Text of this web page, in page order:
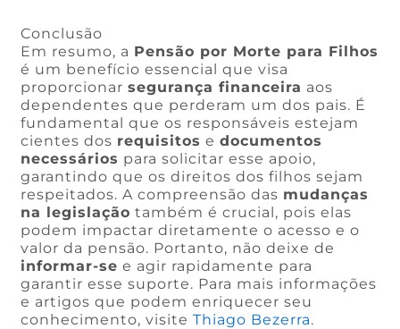
Conclusão
Em resumo, a Pensão por Morte para Filhos
é um benefício essencial que visa
proporcionarsegurança financeira aos
dependentes que perderam um dos pais. É
fundamental que os responsáveis estejam
cientes dos requisitos edocumentos
necessários para solicitar esse apoio,
garantindo que os direitos dos filhos sejam
respeitados. A compreensão das mudanças
na legislação também é crucial, pois elas
podem impactar diretamente o acesso e o
valor da pensão. Portanto, não deixe de
informar-se e agir rapidamente para
garantir esse suporte. Para mais informações
e artigos que podem enriquecer seu
conhecimento, visiteThiago Bezerra.